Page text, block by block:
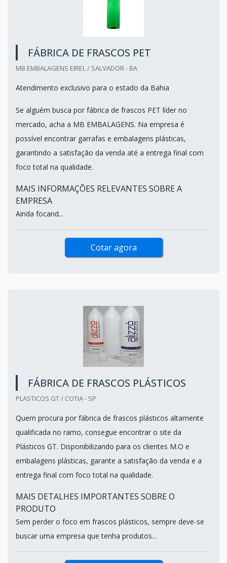
FÁBRICA DE FRASCOS PET
MB EMBALAGENS EIREL / SALVADOR - BA
Atendimento exclusivo para o estado da Bahia
Se alguém busca por fábrica de frascos PET líder no
mercado, acha a MB EMBALAGENS. Na empresa é
possível encontrar garrafas e embalagens plásticas,
garantindo a satisfação da venda até a entrega final com
foco total na qualidade.
MAIS INFORMAÇÕES RELEVANTES SOBRE A
EMPRESA
Ainda focand...
Cotar agora
FÁBRICA DE FRASCOS PLÁSTICOS
PLASTICOS GT / COTIA - SP
Quem procura por fábrica de frascos plásticos altamente
qualificada no ramo, consegue encontrar o site da
Plásticos GT. Disponibilizando para os clientes M.O e
embalagens plásticas, garante a satisfação da venda e a
entrega final com foco total na qualidade.
MAIS DETALHES IMPORTANTES SOBRE O
PRODUTO
Sem perder o foco em frascos plásticos, sempre deve-se
buscar uma empresa que tenha produtos...